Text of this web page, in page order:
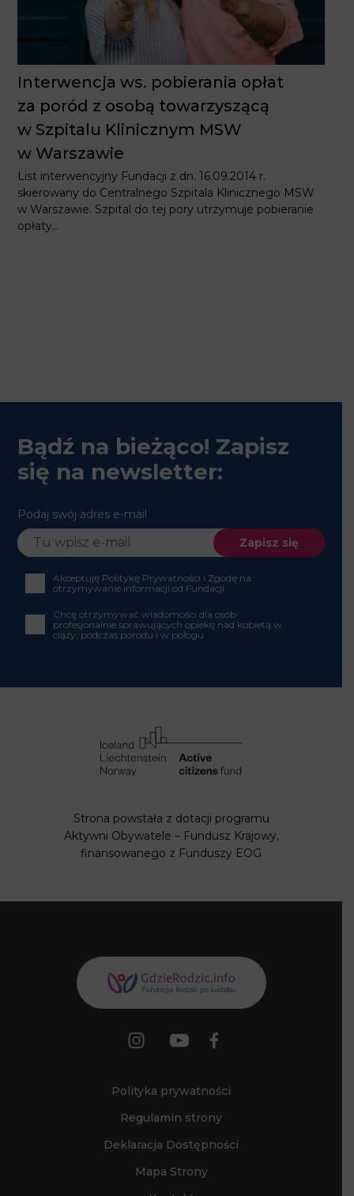
Interwencja ws. pobierania opłat
za poród z osobą towarzyszącą
w Szpitalu Klinicznym MSW
w Warszawie
List interwencyjny Fundacji z dn. 16.09.2014 r. skierowany
do Centralnego Szpitala Klinicznego MSW w Warszawie.
Szpital do tej pory utrzymuje pobieranie opłaty...
Chcę otrzymywać wiadomości dla osób profesjonalnie
sprawujących opiekę nad kobietą w ciąży, podczas
porodu i w połogu
Strona powstała z dotacji programu Aktywni
Obywatele – Fundusz Krajowy,
finansowanego z Funduszy EOG
Regulamin strony
Mapa Strony
Kontakt
Polityka plików cookies (EU)